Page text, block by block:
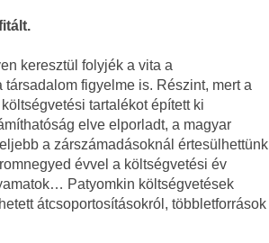
keresztül folyjék a vita a
figyelme is. Részint, mert a
tartalékot épített ki
elve elporladt, a magyar
a zárszámadásoknál értesülhettünk
évvel a költségvetési év
Patyomkin költségvetések
átcsoportosításokról, többletforrások